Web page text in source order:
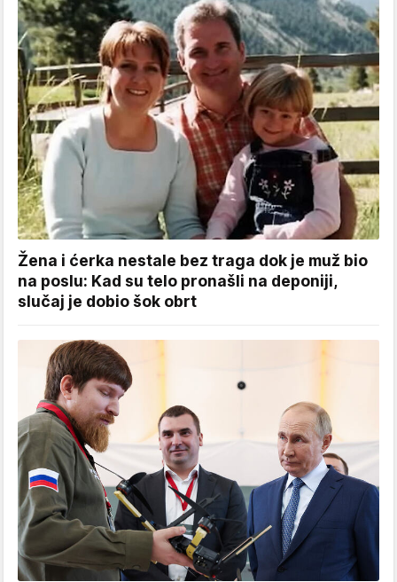
Žena i ćerka nestale bez traga dok je muž bio
na poslu: Kad su telo pronašli na deponiji,
slučaj je dobio šok obrt